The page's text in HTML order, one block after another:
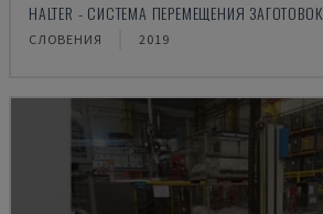
HALTER - СИСТЕМА ПЕРЕМЕЩЕНИЯ ЗАГОТОВОК
СЛОВЕНИЯ 2019